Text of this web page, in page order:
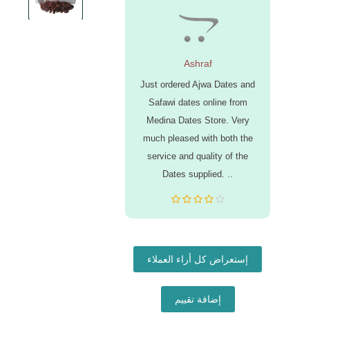
Ashraf
Just ordered Ajwa Dates and
Safawi dates online from
Medina Dates Store. Very
much pleased with both the
service and quality of the
Dates supplied. ..
إستعراض كل أراء العملاء
إضافة تقييم